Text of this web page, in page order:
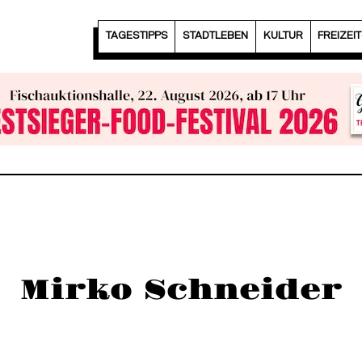
TAGESTIPPS STADTLEBEN KULTUR
Mirko Schneider